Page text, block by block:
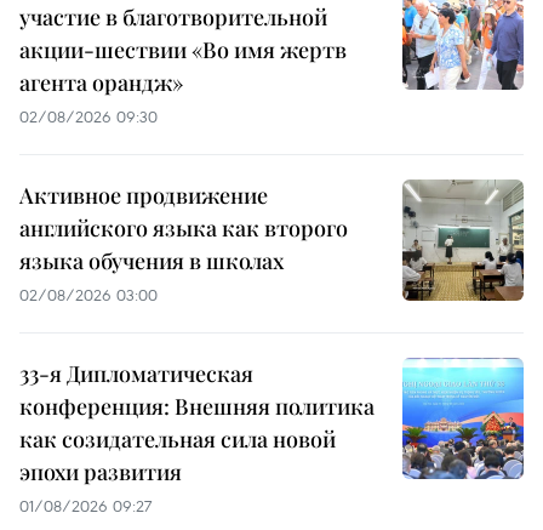
участие в благотворительной
акции-шествии «Во имя жертв
агента орандж»
02/08/2026 09:30
Активное продвижение
английского языка как второго
языка обучения в школах
02/08/2026 03:00
33-я Дипломатическая
конференция: Внешняя политика
как созидательная сила новой
эпохи развития
01/08/2026 09:27